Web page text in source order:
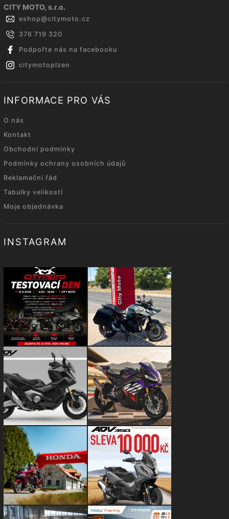
CITY MOTO, s.r.o.
eshop@citymoto.cz
376 719 320
Podpořte nás na facebooku
citymotoplzen
INFORMACE PRO VÁS
O nás
Kontakt
Obchodní podmínky
Podmínky ochrany osobních údajů
Reklamační řád
Tabulky velikostí
Moje objednávka
INSTAGRAM